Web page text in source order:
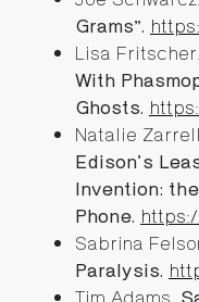
Grams”.
Lisa Fritscher.
With
Ghosts.
Natalie
Edison’s
Invention:
Phone.
Sabrina
Paralysis.